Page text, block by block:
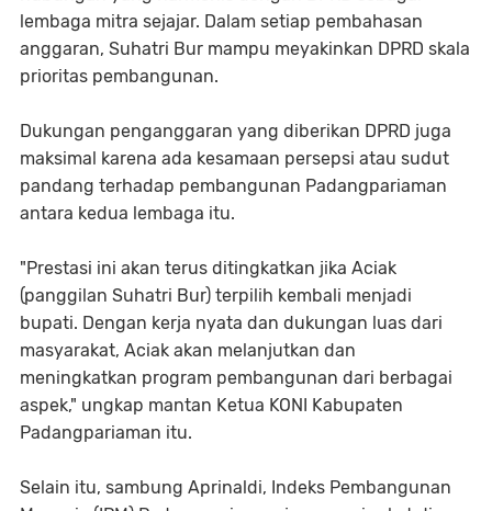
lembaga mitra sejajar. Dalam setiap pembahasan
anggaran, Suhatri Bur mampu meyakinkan DPRD skala
prioritas pembangunan.
Dukungan penganggaran yang diberikan DPRD juga
maksimal karena ada kesamaan persepsi atau sudut
pandang terhadap pembangunan Padangpariaman
antara kedua lembaga itu.
"Prestasi ini akan terus ditingkatkan jika Aciak
(panggilan Suhatri Bur) terpilih kembali menjadi
bupati. Dengan kerja nyata dan dukungan luas dari
masyarakat, Aciak akan melanjutkan dan
meningkatkan program pembangunan dari berbagai
aspek," ungkap mantan Ketua KONI Kabupaten
Padangpariaman itu.
Selain itu, sambung Aprinaldi, Indeks Pembangunan